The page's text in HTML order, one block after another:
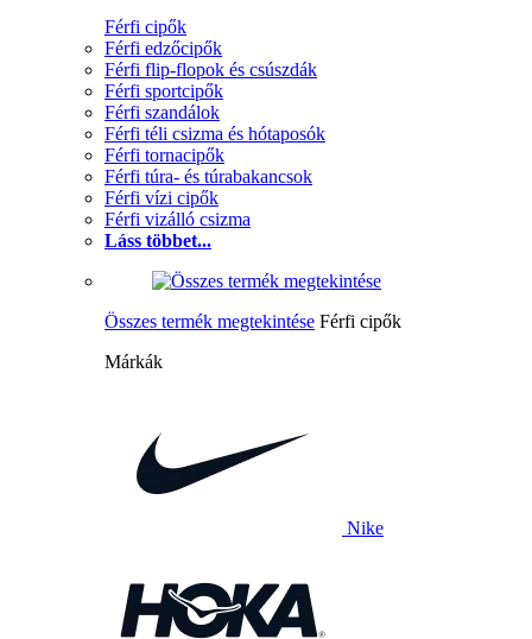
Férfi cipők
Férfi edzőcipők
Férfi flip-flopok és csúszdák
Férfi sportcipők
Férfi szandálok
Férfi téli csizma és hótaposók
Férfi tornacipők
Férfi túra- és túrabakancsok
Férfi vízi cipők
Férfi vizálló csizma
Láss többet...
Összes termék megtekintése Férfi cipők
Márkák
Nike